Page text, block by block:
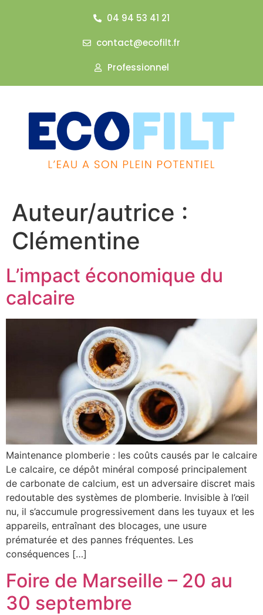
04 94 53 41 21
contact@ecofilt.fr
Professionnel
Auteur/autrice :
Clémentine
L’impact économique du
calcaire
Maintenance plomberie : les coûts causés par le calcaire
Le calcaire, ce dépôt minéral composé principalement
de carbonate de calcium, est un adversaire discret mais
redoutable des systèmes de plomberie. Invisible à l’œil
nu, il s’accumule progressivement dans les tuyaux et les
appareils, entraînant des blocages, une usure
prématurée et des pannes fréquentes. Les
conséquences […]
Foire de Marseille – 20 au
30 septembre